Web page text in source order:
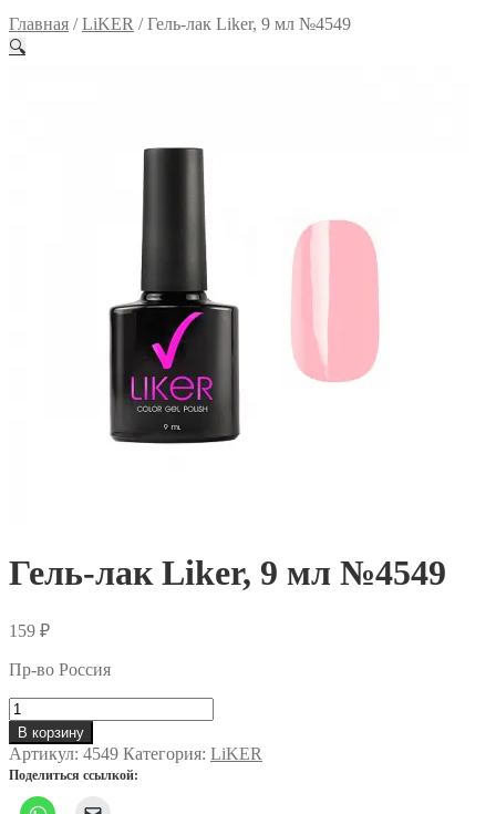
Главная /LiKER /Гель-лак Liker, 9 мл №4549
🔍
Гель-лак Liker, 9 мл №4549
159 ₽
Пр-во Россия
Количество
товара
Гель-
лак
Liker,
В корзину
Артикул: 4549 Категория: LiKER
Поделиться ссылкой: